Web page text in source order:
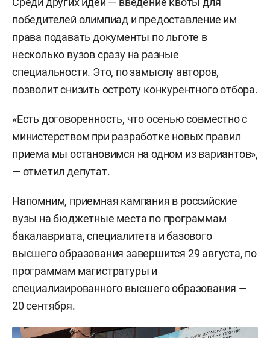
победителей олимпиад и предоставление им
права подавать документы по льготе в
несколько вузов сразу на разные
специальности. Это, по замыслу авторов,
позволит снизить остроту конкурентного отбора.
«Есть договоренность, что осенью совместно с
министерством при разработке новых правил
приема мы остановимся на одном из вариантов»,
— отметил депутат.
Напомним, приемная кампания в российские
вузы на бюджетные места по программам
бакалавриата, специалитета и базового
высшего образования завершится 29 августа, по
программам магистратуры и
специализированного высшего образования —
20 сентября.